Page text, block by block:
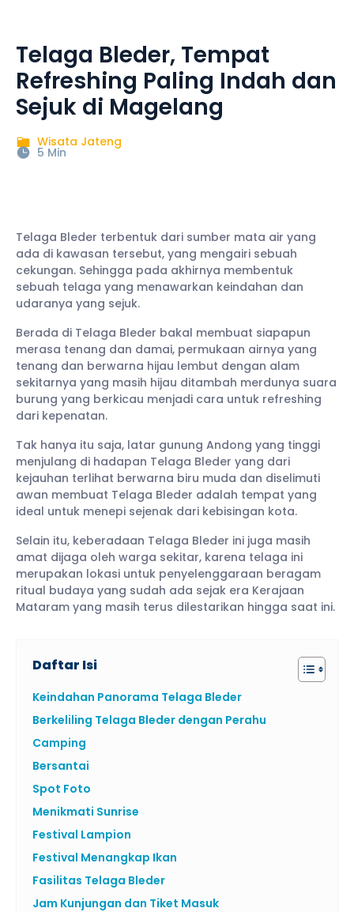
Telaga Bleder, Tempat
Refreshing Paling Indah dan
Sejuk di Magelang
Wisata Jateng
5 Min
Telaga Bleder terbentuk dari sumber mata air yang
ada di kawasan tersebut, yang mengairi sebuah
cekungan. Sehingga pada akhirnya membentuk
sebuah telaga yang menawarkan keindahan dan
udaranya yang sejuk.
Berada di Telaga Bleder bakal membuat siapapun
merasa tenang dan damai, permukaan airnya yang
tenang dan berwarna hijau lembut dengan alam
sekitarnya yang masih hijau ditambah merdunya suara
burung yang berkicau menjadi cara untuk refreshing
dari kepenatan.
Tak hanya itu saja, latar gunung Andong yang tinggi
menjulang di hadapan Telaga Bleder yang dari
kejauhan terlihat berwarna biru muda dan diselimuti
awan membuat Telaga Bleder adalah tempat yang
ideal untuk menepi sejenak dari kebisingan kota.
Selain itu, keberadaan Telaga Bleder ini juga masih
amat dijaga oleh warga sekitar, karena telaga ini
merupakan lokasi untuk penyelenggaraan beragam
ritual budaya yang sudah ada sejak era Kerajaan
Mataram yang masih terus dilestarikan hingga saat ini.
Daftar Isi
Keindahan Panorama Telaga Bleder
Berkeliling Telaga Bleder dengan Perahu
Camping
Bersantai
Spot Foto
Menikmati Sunrise
Festival Lampion
Festival Menangkap Ikan
Fasilitas Telaga Bleder
Jam Kunjungan dan Tiket Masuk